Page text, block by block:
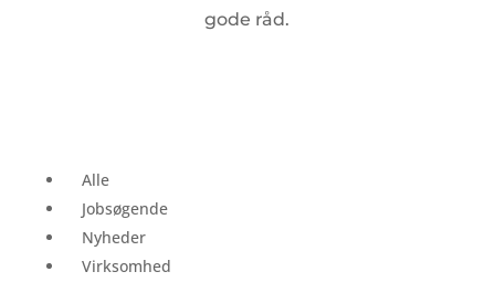
gode råd.
Alle
Jobsøgende
Nyheder
Virksomhed